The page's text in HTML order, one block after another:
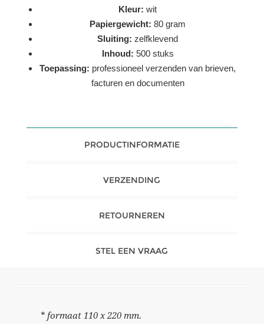
Kleur: wit
Papiergewicht: 80 gram
Sluiting: zelfklevend
Inhoud: 500 stuks
Toepassing: professioneel verzenden van brieven,
facturen en documenten
PRODUCTINFORMATIE
VERZENDING
RETOURNEREN
STEL EEN VRAAG
* formaat 110 x 220 mm.